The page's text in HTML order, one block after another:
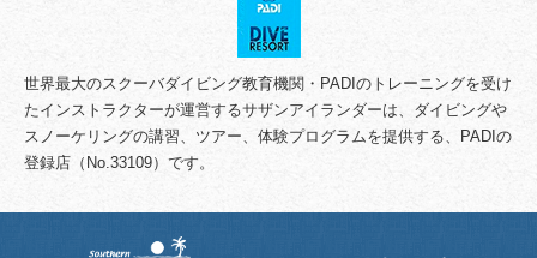
世界最大のスクーバダイビング教育機関・PADIのトレーニングを受け
たインストラクターが運営するサザンアイランダーは、ダイビングや
スノーケリングの講習、ツアー、体験プログラムを提供する、PADIの
登録店（No.33109）です。